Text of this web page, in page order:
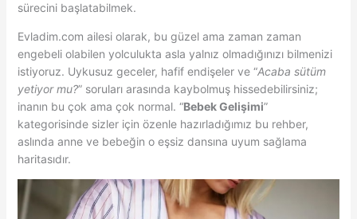
sürecini başlatabilmek.
Evladim.com ailesi olarak, bu güzel ama zaman zaman
engebeli olabilen yolculukta asla yalnız olmadığınızı bilmenizi
istiyoruz. Uykusuz geceler, hafif endişeler ve “Acaba sütüm
yetiyor mu?” soruları arasında kaybolmuş hissedebilirsiniz;
inanın bu çok ama çok normal. “Bebek Gelişimi”
kategorisinde sizler için özenle hazırladığımız bu rehber,
aslında anne ve bebeğin o eşsiz dansına uyum sağlama
haritasıdır.